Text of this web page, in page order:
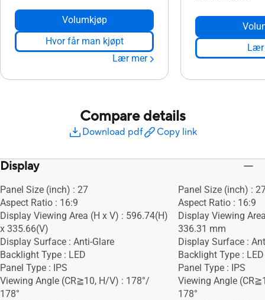
Volumkjøp
Hvor får man kjøpt
Lær mer
Lær
Compare details
Download pdf Copy link
Display
Panel Size (inch) : 27
Aspect Ratio : 16:9
Display Viewing Area (H x V) : 596.74(H)
x 335.66(V)
Display Surface : Anti-Glare
Backlight Type : LED
Panel Type : IPS
Viewing Angle (CR≧10, H/V) : 178°/
178°
Panel Size (inch) :
Aspect Ratio : 16:9
Display Viewing
336.31 mm
Display Surface :
Backlight Type : LED
Panel Type : IPS
Viewing Angle
178°